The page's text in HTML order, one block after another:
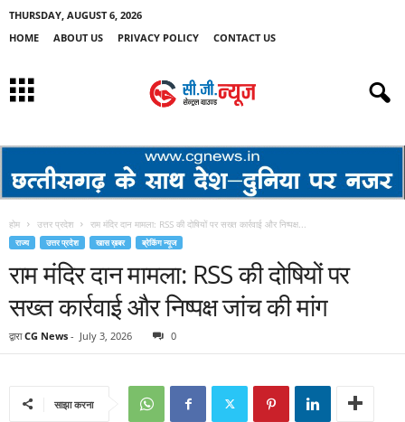
THURSDAY, AUGUST 6, 2026
HOME
ABOUT US PRIVACY POLICY CONTACT US
होम उत्तर प्रदेश राम मंदिर दान मामला: RSS की दोषियों पर सख्त कार्रवाई और निष्पक्ष...
राज्य उत्तर प्रदेश खास ख़बर ब्रेकिंग न्यूज
राम मंदिर दान मामला: RSS की दोषियों पर
सख्त कार्रवाई और निष्पक्ष जांच की मांग
द्वारा CG News - July 3, 2026 0
साझा करना